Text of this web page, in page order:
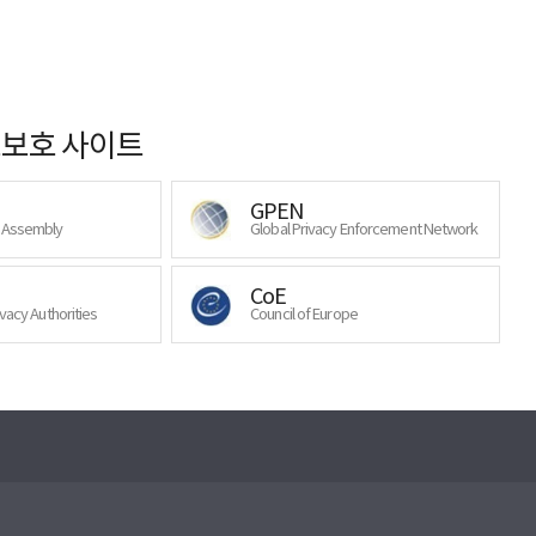
호 사이트
GPEN
Global Privacy Enforcement Network
Authorities
CoE
Council of Europe